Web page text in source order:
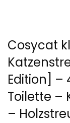
Cosycat
Edition] –
Toilette –
–